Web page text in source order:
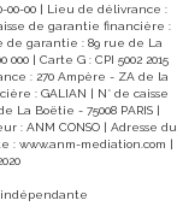
00-00 | Lieu de délivrance :
de garantie financière :
de garantie : 89 rue de La
| Carte G : CPI 5002 2015
: 270 Ampère - ZA de la
: GALIAN | N° de caisse
La Boëtie - 75008 PARIS |
: ANM CONSO | Adresse du
: www.anm-mediation.com |